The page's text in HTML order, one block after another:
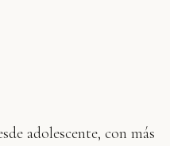
adolescente, con más